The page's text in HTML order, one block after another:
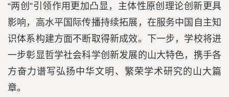
“两创”引领作用更加凸显，主体性原创理论创新更具
影响，高水平国际传播持续拓展，在服务中国自主知
识体系构建方面不断取得新成效。下一步，学校将进
一步彰显哲学社会科学创新发展的山大特色，携手各
方奋力谱写弘扬中华文明、繁荣学术研究的山大篇
章。